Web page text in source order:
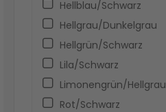
Hellblau/Schwarz
Hellgrau/Dunkelgrau
Hellgrün/Schwarz
Lila/Schwarz
Limonengrün/Hellgrau
Rot/Schwarz